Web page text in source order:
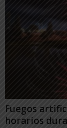
Fuegos
horarios